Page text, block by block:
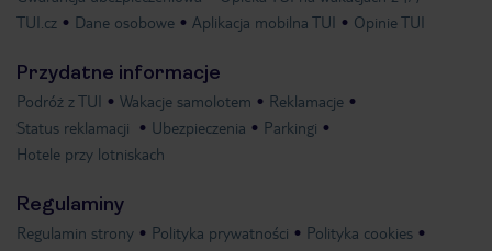
TUI.cz
Dane osobowe Aplikacja mobilna TUI Opinie TUI
Przydatne informacje
Podróż z TUI Wakacje samolotem
Reklamacje
Status reklamacji
Ubezpieczenia
Parkingi
Hotele przy lotniskach
Regulaminy
Regulamin strony Polityka prywatności
Polityka cookies